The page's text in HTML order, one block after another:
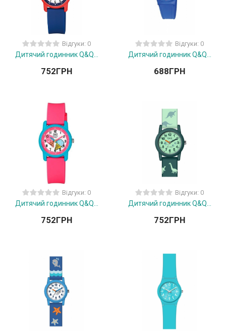
Відгуки: 0
Дитячий годинник Q&Q...
752ГРН
Відгуки: 0
Дитячий годинник Q&Q...
688ГРН
Відгуки: 0
Дитячий годинник Q&Q...
752ГРН
Відгуки: 0
Дитячий годинник Q&Q...
752ГРН